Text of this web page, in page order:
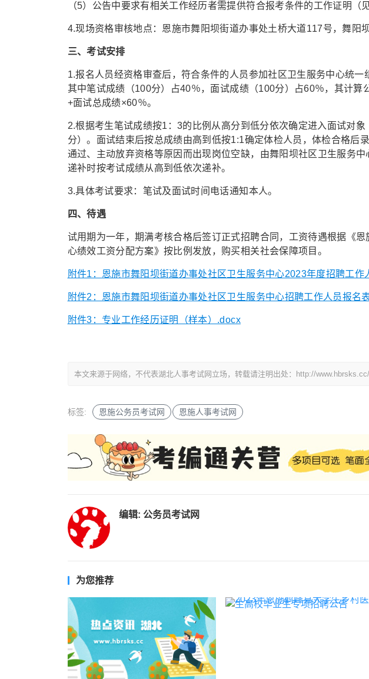
（5）公告中要求有相关工作经历者需提供符合报考条件的工作证明（
4.现场资格审核地点：恩施市舞阳坝街道办事处土桥大道117号，舞阳
三、考试安排
1.报名人员经资格审查后，符合条件的人员参加社区卫生服务中心统一
其中笔试成绩（100分）占40％，面试成绩（100分）占60％，其计算
+面试总成绩×60％。
2.根据考生笔试成绩按1：3的比例从高分到低分依次确定进入面试对
分）。面试结束后按总成绩由高到低按1:1确定体检人员，体检合格后
通过、主动放弃资格等原因而出现岗位空缺，由舞阳坝社区卫生服务
递补时按考试成绩从高到低依次递补。
3.具体考试要求：笔试及面试时间电话通知本人。
四、待遇
试用期为一年，期满考核合格后签订正式招聘合同，工资待遇根据《
心绩效工资分配方案》按比例发放，购买相关社会保障项目。
附件1：恩施市舞阳坝街道办事处社区卫生服务中心2023年度招聘工作
附件2：恩施市舞阳坝街道办事处社区卫生服务中心招聘工作人员报名
附件3：专业工作经历证明（样本）.docx
本文来源于网络，不代表湖北人事考试网立场，转载请注明出处：http://
标签: 恩施公务员考试网 恩施人事考试网
编辑: 公务员考试网
为您推荐